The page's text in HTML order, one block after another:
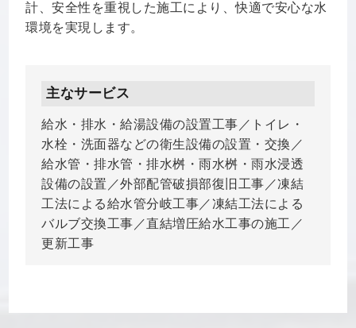
計、安全性を重視した施工により、快適で安心な水
環境を実現します。
主なサービス
給水・排水・給湯設備の設置工事／トイレ・
水栓・洗面器などの衛生設備の設置・交換／
給水管・排水管・排水桝・雨水桝・雨水浸透
設備の設置／外部配管破損部復旧工事／凍結
工法による給水管分岐工事／凍結工法による
バルブ交換工事／直結増圧給水工事の施工／
更新工事